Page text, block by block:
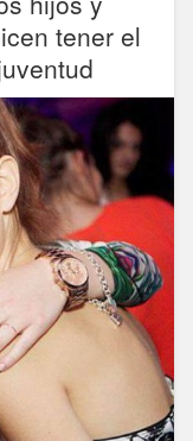
tener el